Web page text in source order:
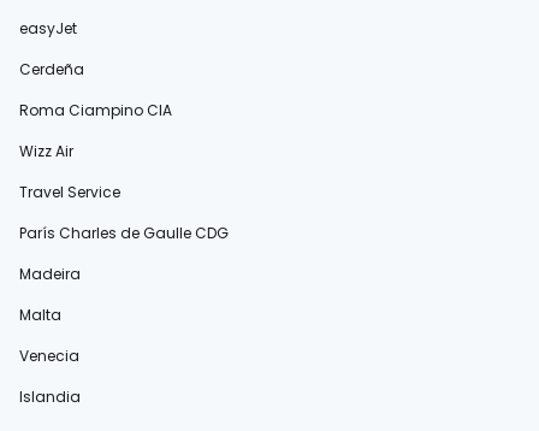
easyJet
Cerdeña
Roma Ciampino CIA
Wizz Air
Travel Service
París Charles de Gaulle CDG
Madeira
Malta
Venecia
Islandia